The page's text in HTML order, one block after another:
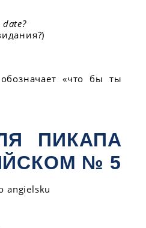
«что бы ты
ПИКАПА
№ 5